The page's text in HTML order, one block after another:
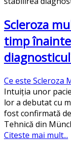
Scleroza
timp
Ce este Scleroza
Intuiția unor
lor a debutat cu
fost confirmată
Tehnică din
Citeste mai mult...